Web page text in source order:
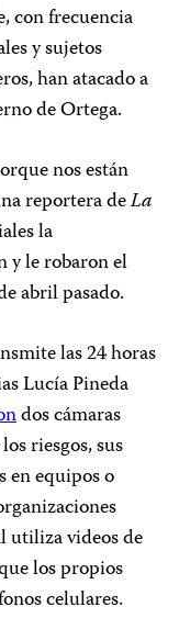
con frecuencia
y sujetos
han atacado a
de Ortega.
nos están
reportera deLa
la
y le robaron el
abril pasado.
las 24 horas
Lucía Pineda
dos cámaras
riesgos, sus
en equipos o
utiliza videos de
los propios
celulares.